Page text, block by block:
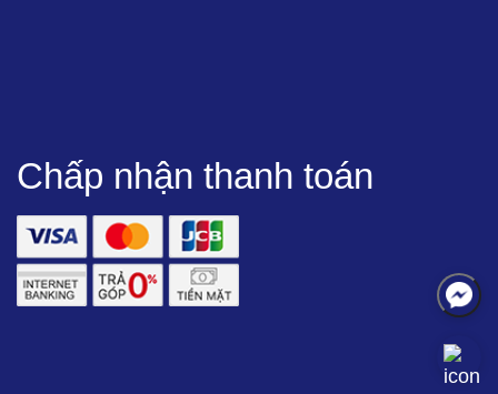
Chấp nhận thanh toán